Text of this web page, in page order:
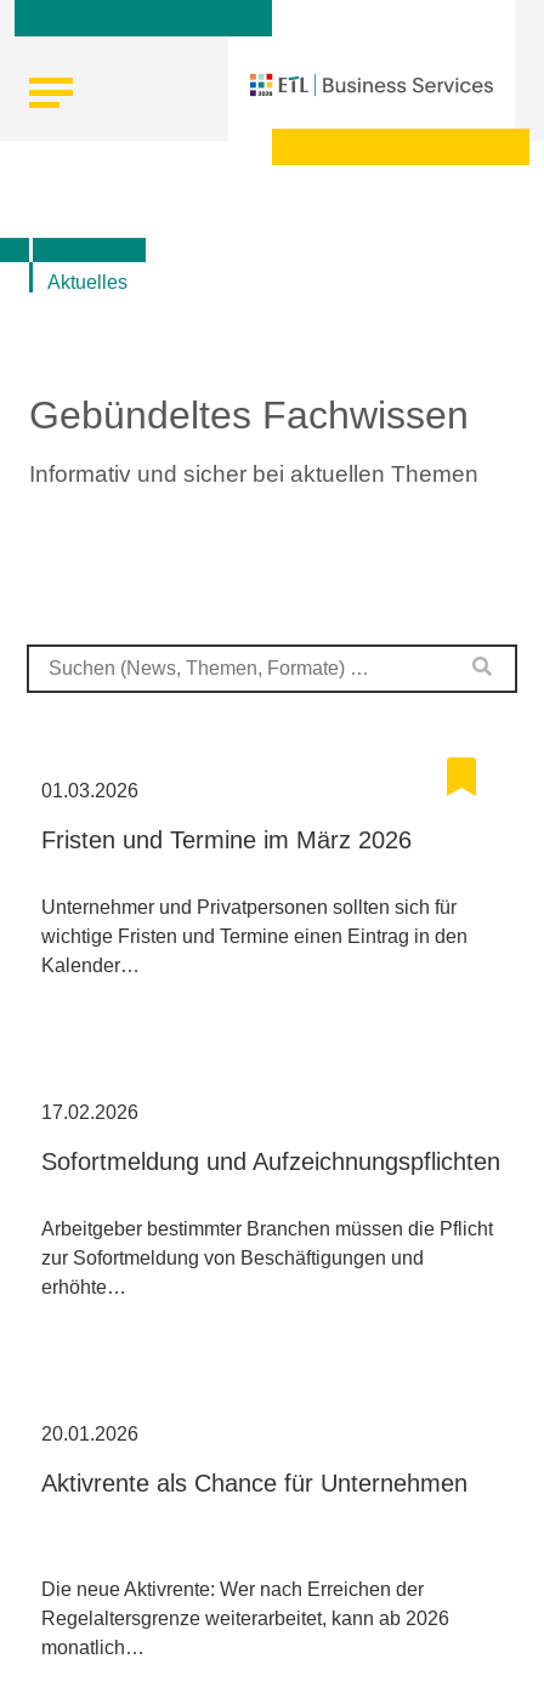
Skip
content
und Recht
Aktuelles
Gebündeltes Fachwissen
Informativ und sicher bei aktuellen Themen
01.03.2026
Fristen und Termine im März 2026
Unternehmer und Privatpersonen sollten sich für
wichtige Fristen und Termine einen Eintrag in den
Kalender…
17.02.2026
Sofortmeldung und Aufzeichnungspflichten
Arbeitgeber bestimmter Branchen müssen die Pflicht
zur Sofortmeldung von Beschäftigungen und
erhöhte…
20.01.2026
Aktivrente als Chance für Unternehmen
Die neue Aktivrente: Wer nach Erreichen der
Regelaltersgrenze weiterarbeitet, kann ab 2026
monatlich…